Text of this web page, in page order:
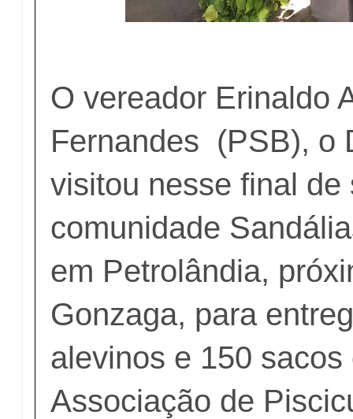
O vereador Erinaldo
Fernandes (PSB), o
visitou nesse final de
comunidade
em Petrolândia,
Gonzaga, para
alevinos e 150 sacos
Associação de